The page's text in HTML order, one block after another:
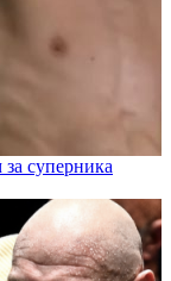
суперника